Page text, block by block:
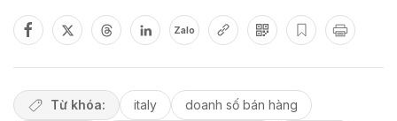
Zalo
Từ khóa: italy
doanh số bán hàng